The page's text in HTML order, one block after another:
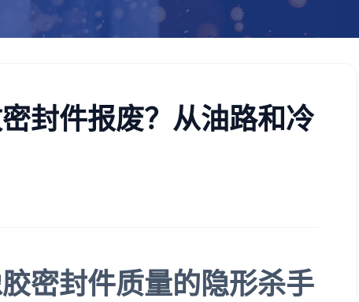
封件报废？从油路和冷
密封件质量的隐形杀手